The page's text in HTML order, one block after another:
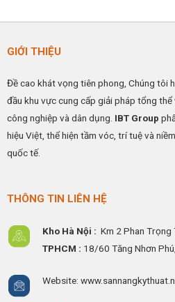
GIỚI THIỆU
Đề cao khát vọng tiên phong, Chúng tôi
đầu khu vực cung cấp giải pháp tổng
công nghiệp và dân dụng. IBT Group
hiệu Việt, thể hiện tầm vóc, trí tuệ và
quốc tế.
THÔNG TIN LIÊN HỆ
Kho Hà Nội : Km 2 Phan Trọng
TPHCM : 18/60 Tăng Nhơn
Website: